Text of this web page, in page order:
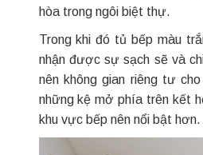
hòa trong ngôi biệt thự.
Trong khi đó tủ bếp màu
nhận được sự sạch sẽ và
nên không gian riêng tư
những kệ mở phía trên kết
khu vực bếp nên nổi bật hơn.